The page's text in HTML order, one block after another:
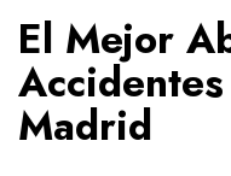
El Mejor
Madrid